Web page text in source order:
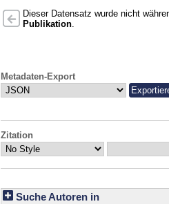
Dieser Datensatz wurde nicht
Publikation
Metadaten-Export
Zitation
Suche Autoren in